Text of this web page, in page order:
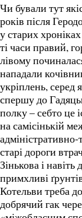
Чи бували тут
років після
у старих
ті часи правий,
лівому
нападали
укріплень,
спершу до
полку – себто це
на самісінькій
старі дороги
Зінькова і
примхливі
Котельви треба
добрячий гак